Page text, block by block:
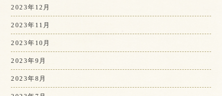
2023年12月
2023年11月
2023年10月
2023年9月
2023年8月